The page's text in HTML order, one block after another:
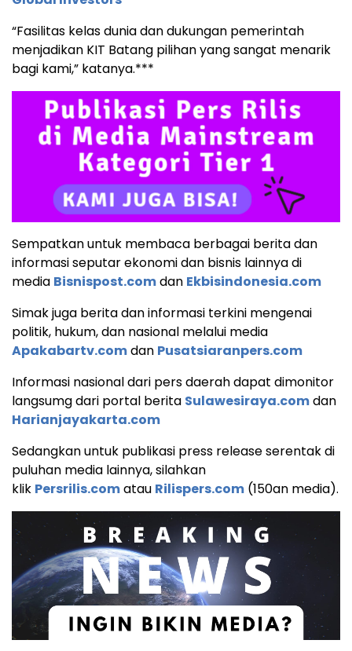
“Fasilitas kelas dunia dan dukungan pemerintah
menjadikan KIT Batang pilihan yang sangat menarik
bagi kami,” katanya.***
Sempatkan untuk membaca berbagai berita dan
informasi seputar ekonomi dan bisnis lainnya di
media Bisnispost.comdan Ekbisindonesia.com
Simak juga berita dan informasi terkini mengenai
politik, hukum, dan nasional melalui media
Apakabartv.comdan Pusatsiaranpers.com
Informasi nasional dari pers daerah dapat dimonitor
langsumg dari portal berita Sulawesiraya.comdan
Harianjayakarta.com
Sedangkan untuk publikasi press release serentak di
puluhan media lainnya, silahkan
klik Persrilis.comatau Rilispers.com (150an media).